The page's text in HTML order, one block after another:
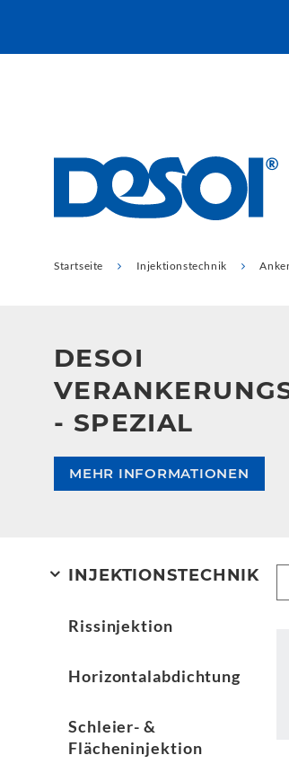
Startseite Injektionstechnik
DESOI
- SPEZIAL
MEHR INFORMATIONEN
INJEKTIONSTECHNIK
Rissinjektion
Horizontalabdichtung
Schleier- &
Flächeninjektion